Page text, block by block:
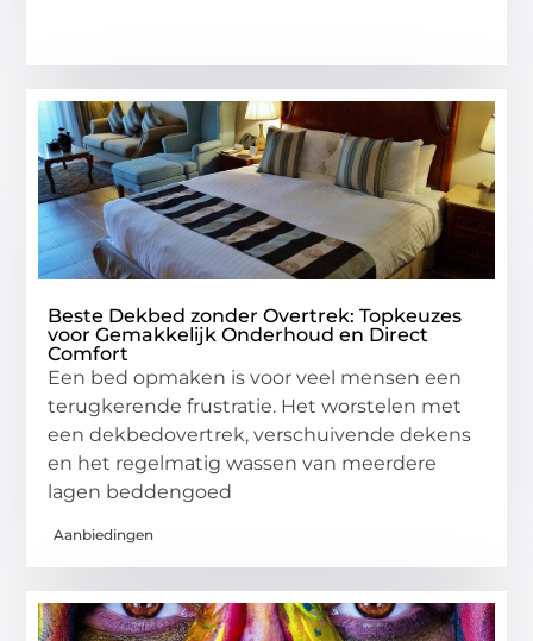
Beste Dekbed zonder Overtrek: Topkeuzes
voor Gemakkelijk Onderhoud en Direct
Comfort
Een bed opmaken is voor veel mensen een
terugkerende frustratie. Het worstelen met
een dekbedovertrek, verschuivende dekens
en het regelmatig wassen van meerdere
lagen beddengoed
Aanbiedingen